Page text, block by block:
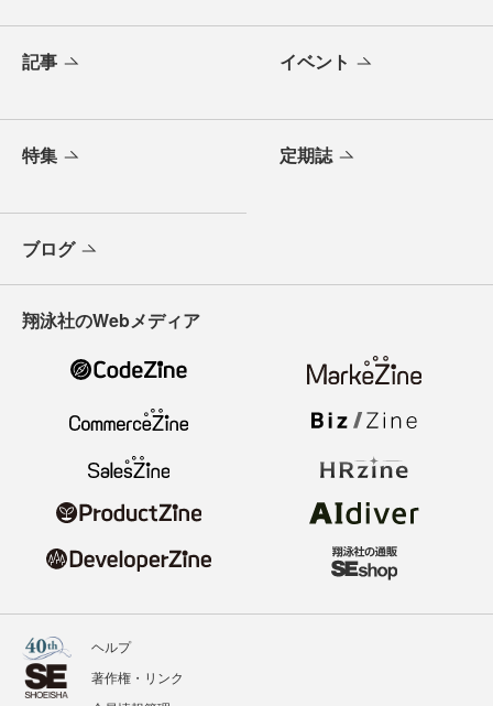
記事 イベント
特集 定期誌
ブログ
翔泳社のWebメディア
ヘルプ
著作権・リンク